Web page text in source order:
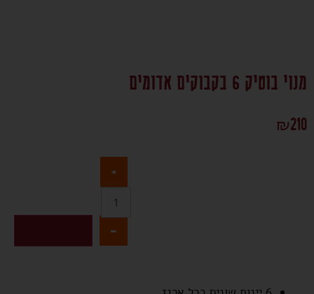
מנוי בוטיק 6 בקבוקים אדומים
₪210
+
-